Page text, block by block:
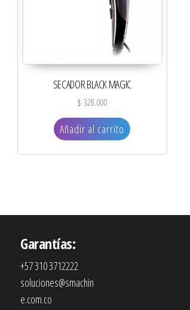
SECADOR BLACK MAGIC
$ 328.000
Añadir al carrito
Garantías:
+57 310 3712222
soluciones@smachin
e.com.co